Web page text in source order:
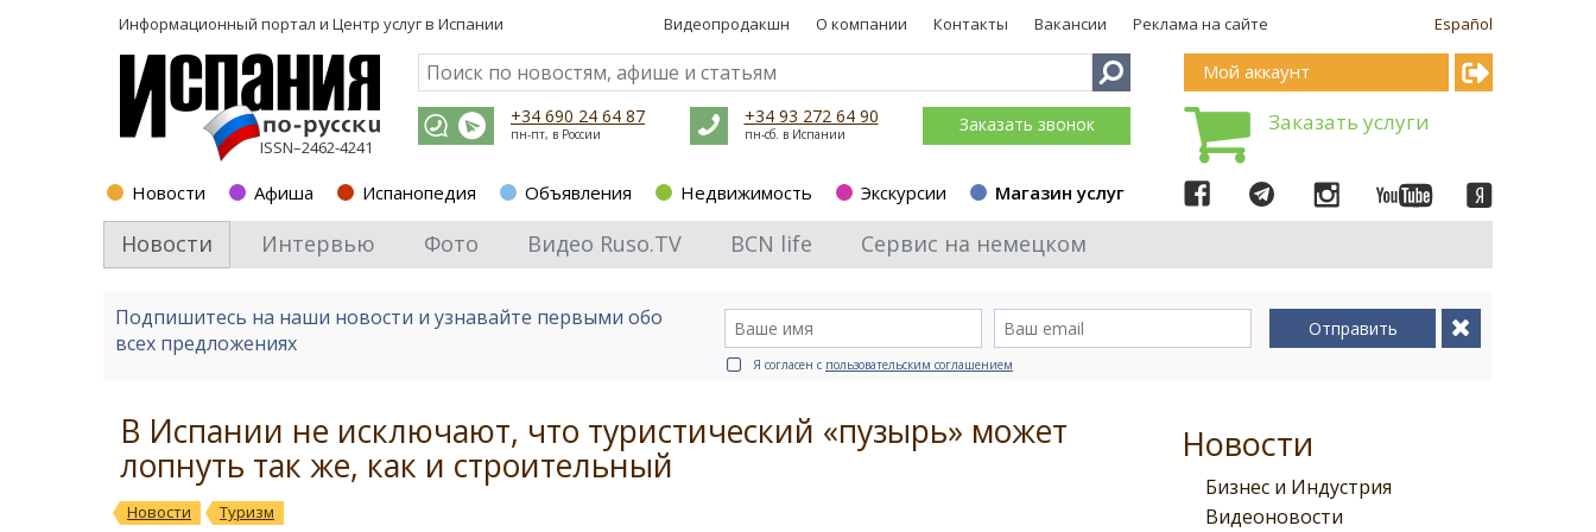
Информационный портал и Центр услуг в Испании Español
Видеопродакшн О компании Контакты Вакансии Реклама на сайте
ISSN–2462-4241
+34 690 24 64 87
пн-пт, в России
+34 93 272 64 90
пн-сб. в Испании Заказать звонок
Новости Афиша Испанопедия Объявления Недвижимость Экскурсии Магазин услуг
Мой аккаунт
Заказать услуги
Новости Интервью Фото Видео Ruso.TV BCN life Сервис на немецком
Подпишитесь на наши новости и узнавайте первыми обо
всех предложениях
Отправить
Я согласен с пользовательским соглашением
Новости
Бизнес и Индустрия
Видеоновости
В Испании не исключают, что туристический «пузырь» может
лопнуть так же, как и строительный
Новости Туризм